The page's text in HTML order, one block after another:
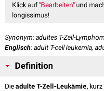
Klick auf "Bearbeiten" und
longissimus!
Synonym: adultes T-Zell-Lymphom
Englisch: adult T-cell leukemia,
Definition
Dieadulte T-Zell-Leukämie, kurz